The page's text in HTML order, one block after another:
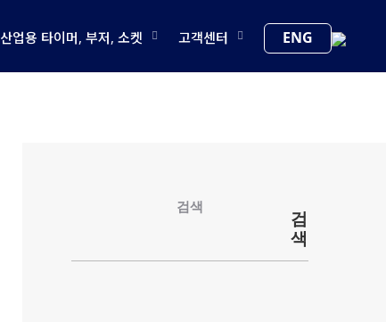
산업용 타이머, 부저, 소켓 고객센터 ENG
검색
검
색